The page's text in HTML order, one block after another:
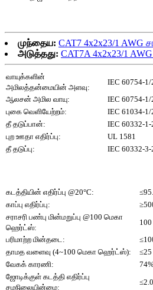
முந்தைய: CAT7 4x2x23/1 AWG
அடுத்தது: CAT7A 4x2x23/1
வாயுக்களின்
அமிலத்தன்மையின் அளவு:
IEC 60754-1/
ஆலசன் அமில வாயு:
IEC 60754-1/
புகை வெளியேற்றம்:
IEC 61034-1/
தீ தடுப்பான்:
IEC 60332-1-
புற ஊதா எதிர்ப்பு:
UL 1581
தீ தடுப்பு:
IEC 60332-3-
கடத்தியின் எதிர்ப்பு @20°C:
காப்பு எதிர்ப்பு:
சராசரி பண்பு மின்மறுப்பு @100 மெகா
ஹெர்ட்ஸ்:
பரிமாற்ற மின்தடை:
தாமத வளைவு (4~100 மெகா ஹெர்ட்ஸ்):
வேகக் காரணி:
ஜோடிக்குள் கடத்தி எதிர்ப்பு
சமநிலையின்மை: